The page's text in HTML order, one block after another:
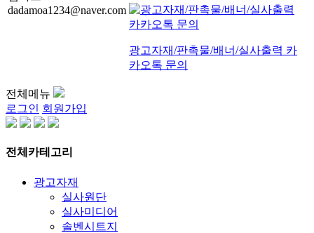
dadamoa1234@naver.com
광고자재/판촉물/배너/실사출력 카
카오톡 문의
전체메뉴
로그인 회원가입
전체카테고리
광고자재
실사원단
실사미디어
솔벤시트지